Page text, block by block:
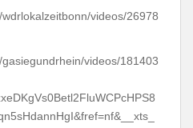
videos/26978
videos/181403